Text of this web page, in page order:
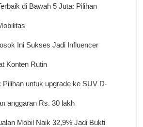
di Bawah 5 Juta: Pilihan
Ini Sukses Jadi Influencer
Konten Rutin
Pilihan untuk upgrade ke SUV D-
anggaran Rs. 30 lakh
Mobil Naik 32,9% Jadi Bukti